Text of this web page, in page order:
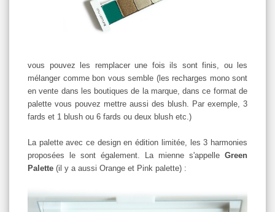
vous pouvez les remplacer une fois ils sont finis, ou les
mélanger comme bon vous semble (les recharges mono sont
en vente dans les boutiques de la marque, dans ce format de
palette vous pouvez mettre aussi des blush. Par exemple, 3
fards et 1 blush ou 6 fards ou deux blush etc.)
La palette avec ce design en édition limitée, les 3 harmonies
proposées le sont également. La mienne s'appelle Green
Palette (il y a aussi Orange et Pink palette) :